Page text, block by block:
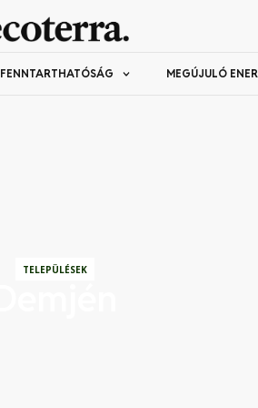
FENNTARTHATÓSÁG MEGÚJULÓ
TELEPÜLÉSEK